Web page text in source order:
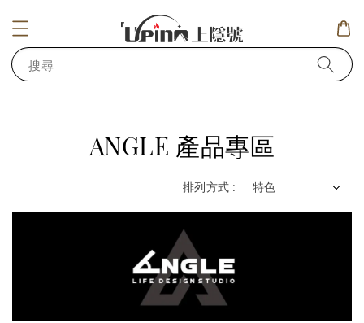
搜尋
ANGLE 產品專區
排列方式 :